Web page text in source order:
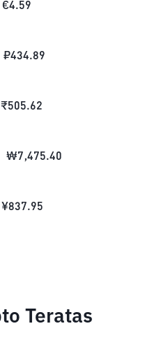
€4.59
₽434.89
₹505.62
₩7,475.40
¥837.95
Teratas